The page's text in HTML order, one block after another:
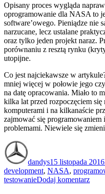
Opisany proces wygląda
oprogramowanie dla NASA to
software’owego. Pieniądze nie
narzucane, lecz ustalane
oraz tylko jeden projekt naraz.
porównaniu z resztą rynku
utopijne.
Co jest najciekawsze w
mniej więcej w połowie jego
na datę opracowania. Miało to
kilka lat przed rozpoczęciem
komputerami i na kilkanaście
zajmować się programowaniem
problemami. Niewiele się
dandys15 listopada 2016
development, NASA,
testowanieDodaj komentarzdo